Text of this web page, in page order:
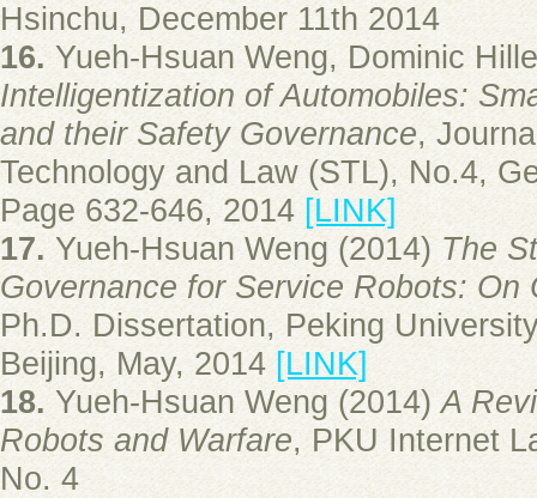
Hsinchu, December 11th 2014
16.Yueh-Hsuan Weng, Dominic
Intelligentization of Automobiles:
and their Safety Governance,
Technology and Law (STL), No.4,
Page 632-646, 2014 [LINK]
17. Yueh-Hsuan Weng (2014) The
Governance for Service Robots: On
Ph.D. Dissertation, Peking
Beijing, May, 2014 [LINK]
18. Yueh-Hsuan Weng (2014)A
Robots and Warfare, PKU Internet
No. 4